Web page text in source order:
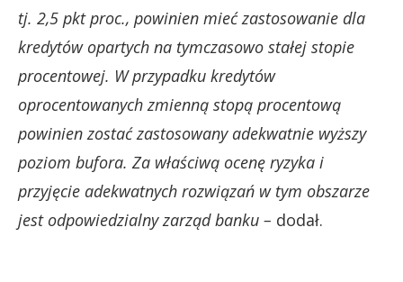
tj. 2,5 pkt proc., powinien mieć zastosowanie dla
kredytów opartych na tymczasowo stałej stopie
procentowej. W przypadku kredytów
oprocentowanych zmienną stopą procentową
powinien zostać zastosowany adekwatnie wyższy
poziom bufora. Za właściwą ocenę ryzyka i
przyjęcie adekwatnych rozwiązań w tym obszarze
jest odpowiedzialny zarząd banku – dodał.